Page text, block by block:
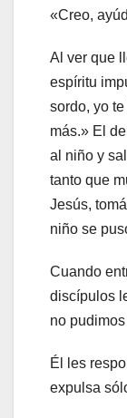
«Creo,
Al ver que
espíritu
sordo, yo
más.» El
al niño y
tanto que
Jesús,
niño se
Cuando
discípulos
no
Él les
expulsa